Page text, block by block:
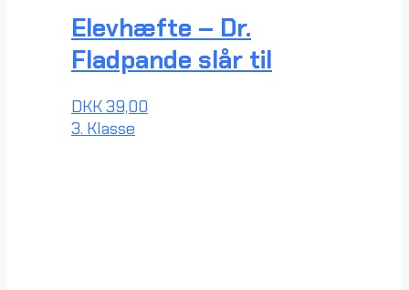
Elevhæfte – Dr.
Fladpande slår til
DKK39,00
3. Klasse